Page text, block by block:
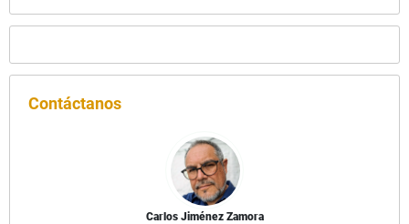
Contáctanos
Carlos Jiménez Zamora